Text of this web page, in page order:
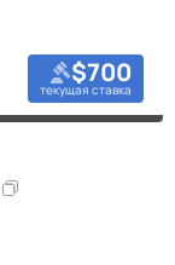
$700
текущая ставка